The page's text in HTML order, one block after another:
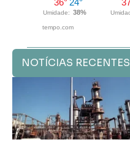
NOTÍCIAS RECENTES